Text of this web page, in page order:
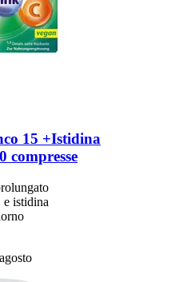
15 +Istidina
compresse
istidina